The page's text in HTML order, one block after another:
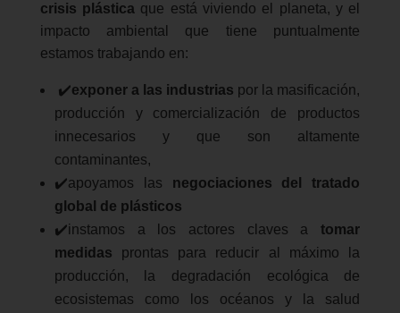
crisis plástica que está viviendo el planeta, y el
impacto ambiental que tiene puntualmente
estamos trabajando en:
✔️exponer a las industrias por la masificación,
producción y comercialización de productos
innecesarios y que son altamente
contaminantes,
✔️apoyamos las negociaciones del tratado
global de plásticos
✔️instamos a los actores claves atomar
medidas prontas para reducir al máximo la
producción, la degradación ecológica de
ecosistemas como los océanos y la salud